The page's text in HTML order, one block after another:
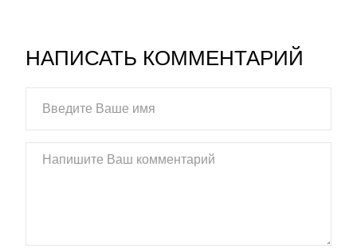
НАПИСАТЬ КОММЕНТАРИЙ